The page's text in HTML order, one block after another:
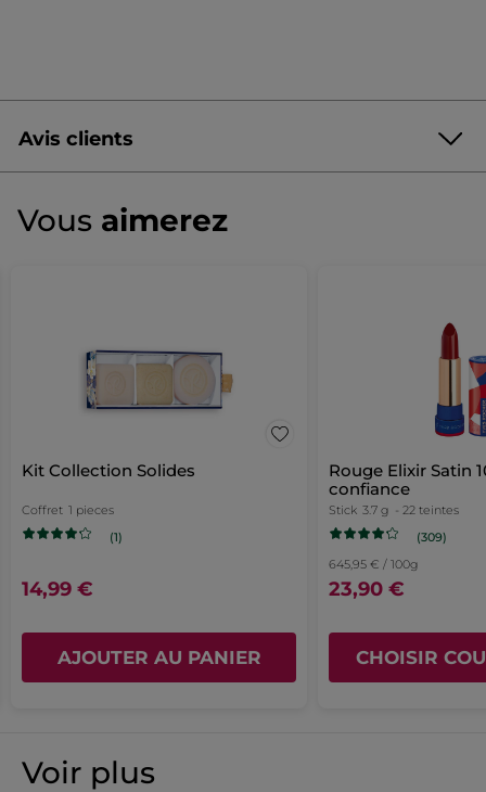
Avis clients
★★★★★
★★★★★
Aucune
de
Vous aimerez
Kit Collection Solides
Coffret 1 pieces
(1)
14,99 €
AJOUTER AU PANIER
Rouge Elixir Satin
confiance
Stick 3.7 g - 22 teintes
(309)
645,95 € / 100g
23,90 €
CHOISIR
Voir plus